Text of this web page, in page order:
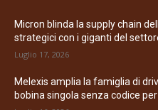
Micron blinda la supply chain
strategici con i giganti del
Luglio 17, 2026
Melexis amplia la famiglia di
bobina singola senza codice per